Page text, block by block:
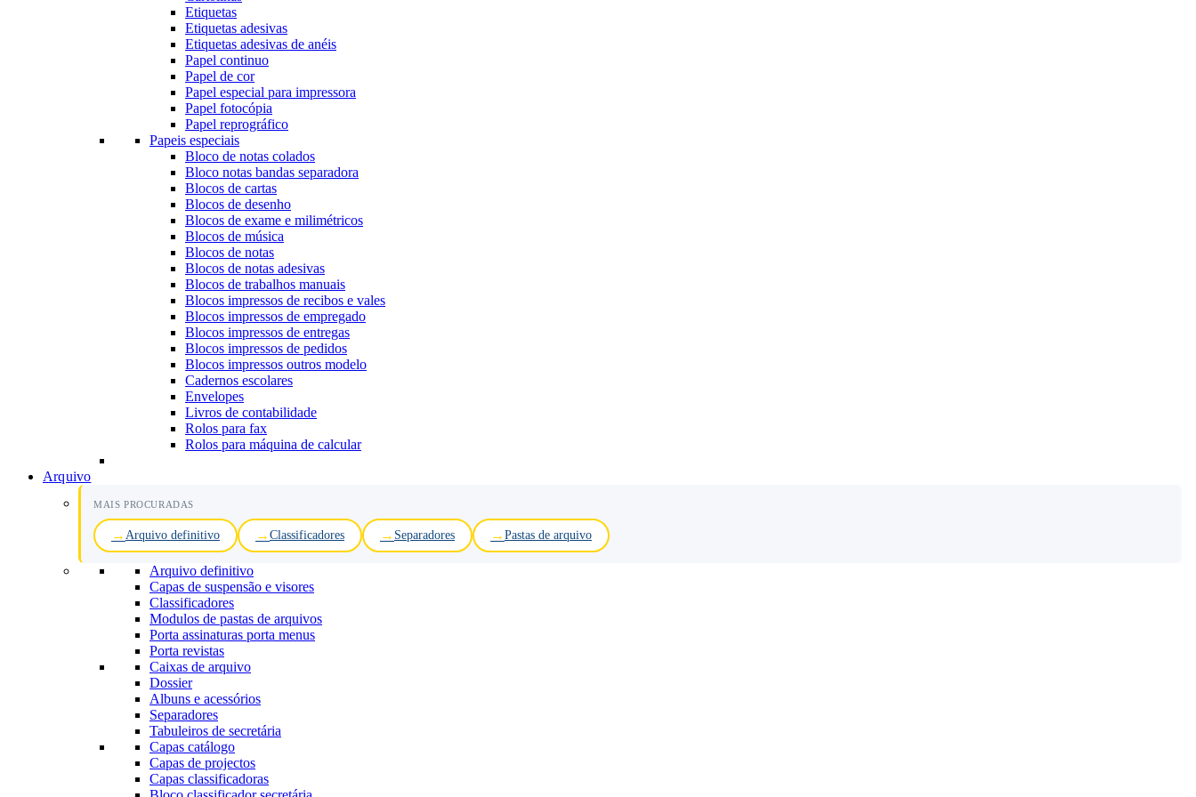
Etiquetas
Etiquetas adesivas
Etiquetas adesivas de anéis
Papel continuo
Papel de cor
Papel especial para impressora
Papel fotocópia
Papel reprográfico
Papeis especiais
Bloco de notas colados
Bloco notas bandas separadora
Blocos de cartas
Blocos de desenho
Blocos de exame e milimétricos
Blocos de música
Blocos de notas
Blocos de notas adesivas
Blocos de trabalhos manuais
Blocos impressos de recibos e vales
Blocos impressos de empregado
Blocos impressos de entregas
Blocos impressos de pedidos
Blocos impressos outros modelo
Cadernos escolares
Envelopes
Livros de contabilidade
Rolos para fax
Rolos para máquina de calcular
Arquivo
MAIS PROCURADAS
Arquivo definitivo Classificadores Separadores Pastas de arquivo
Arquivo definitivo
Capas de suspensão e visores
Classificadores
Modulos de pastas de arquivos
Porta assinaturas porta menus
Porta revistas
Caixas de arquivo
Dossier
Albuns e acessórios
Separadores
Tabuleiros de secretária
Capas catálogo
Capas de projectos
Capas classificadoras